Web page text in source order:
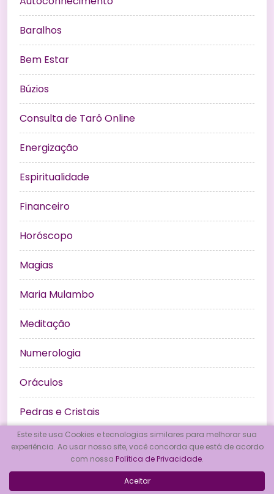
Baralhos
Bem Estar
Búzios
Consulta de Tarô Online
Energização
Espiritualidade
Financeiro
Horóscopo
Magias
Maria Mulambo
Meditação
Numerologia
Oráculos
Pedras e Cristais
Previsão do Tarot para 2027
Previsões
Este site usa Cookies e tecnologias similares para melhorar sua
experiência. Ao usar nosso site, você concorda que está de acordo
com nossa Política de Privacidade.
Aceitar